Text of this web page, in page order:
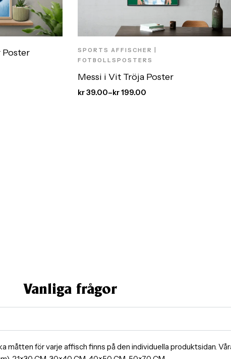
Poster
SPORTS AFFISCHER |
FOTBOLLSPOSTERS
Messi i Vit Tröja Poster
kr39.00–kr199.00
Vanliga frågor
måtten för varje affisch finns på den individuella produktsidan.